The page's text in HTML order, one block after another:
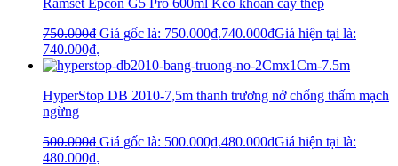
750.000₫ Giá gốc là: 750.000₫.740.000₫Giá hiện tại là:
740.000₫.
HyperStop DB 2010-7,5m thanh trương nở chống thấm mạch
ngừng
500.000₫ Giá gốc là: 500.000₫.480.000₫Giá hiện tại là:
480.000₫.